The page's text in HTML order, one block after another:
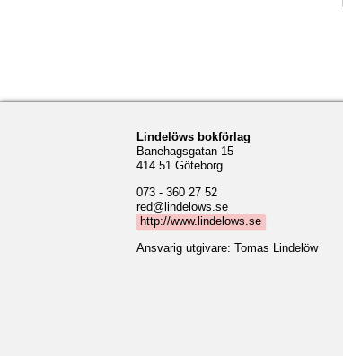
Lindelöws bokförlag
Banehagsgatan 15
414 51 Göteborg
073 - 360 27 52
red@lindelows.se
http://www.lindelows.se
Ansvarig utgivare: Tomas Lindelöw